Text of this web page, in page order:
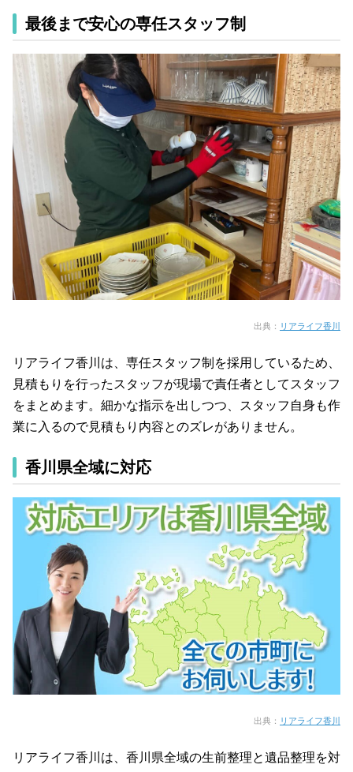
最後まで安心の専任スタッフ制
出典： リアライフ香川
リアライフ香川は、専任スタッフ制を採用しているため、
見積もりを行ったスタッフが現場で責任者としてスタッフ
をまとめます。細かな指示を出しつつ、スタッフ自身も作
業に入るので見積もり内容とのズレがありません。
香川県全域に対応
出典： リアライフ香川
リアライフ香川は、香川県全域の生前整理と遺品整理を対